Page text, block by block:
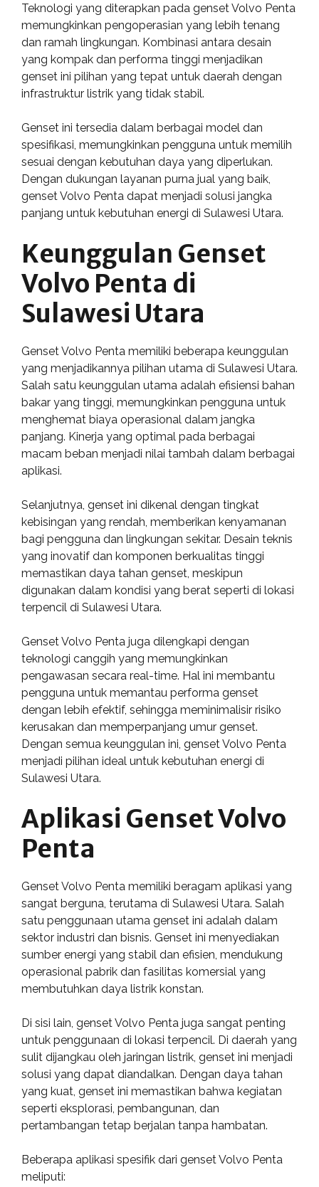
Teknologi yang diterapkan pada genset Volvo Penta
memungkinkan pengoperasian yang lebih tenang
dan ramah lingkungan. Kombinasi antara desain
yang kompak dan performa tinggi menjadikan
genset ini pilihan yang tepat untuk daerah dengan
infrastruktur listrik yang tidak stabil.
Genset ini tersedia dalam berbagai model dan
spesifikasi, memungkinkan pengguna untuk memilih
sesuai dengan kebutuhan daya yang diperlukan.
Dengan dukungan layanan purna jual yang baik,
genset Volvo Penta dapat menjadi solusi jangka
panjang untuk kebutuhan energi di Sulawesi Utara.
Keunggulan Genset
Volvo Penta di
Sulawesi Utara
Genset Volvo Penta memiliki beberapa keunggulan
yang menjadikannya pilihan utama di Sulawesi Utara.
Salah satu keunggulan utama adalah efisiensi bahan
bakar yang tinggi, memungkinkan pengguna untuk
menghemat biaya operasional dalam jangka
panjang. Kinerja yang optimal pada berbagai
macam beban menjadi nilai tambah dalam berbagai
aplikasi.
Selanjutnya, genset ini dikenal dengan tingkat
kebisingan yang rendah, memberikan kenyamanan
bagi pengguna dan lingkungan sekitar. Desain teknis
yang inovatif dan komponen berkualitas tinggi
memastikan daya tahan genset, meskipun
digunakan dalam kondisi yang berat seperti di lokasi
terpencil di Sulawesi Utara.
Genset Volvo Penta juga dilengkapi dengan
teknologi canggih yang memungkinkan
pengawasan secara real-time. Hal ini membantu
pengguna untuk memantau performa genset
dengan lebih efektif, sehingga meminimalisir risiko
kerusakan dan memperpanjang umur genset.
Dengan semua keunggulan ini, genset Volvo Penta
menjadi pilihan ideal untuk kebutuhan energi di
Sulawesi Utara.
Aplikasi Genset Volvo
Penta
Genset Volvo Penta memiliki beragam aplikasi yang
sangat berguna, terutama di Sulawesi Utara. Salah
satu penggunaan utama genset ini adalah dalam
sektor industri dan bisnis. Genset ini menyediakan
sumber energi yang stabil dan efisien, mendukung
operasional pabrik dan fasilitas komersial yang
membutuhkan daya listrik konstan.
Di sisi lain, genset Volvo Penta juga sangat penting
untuk penggunaan di lokasi terpencil. Di daerah yang
sulit dijangkau oleh jaringan listrik, genset ini menjadi
solusi yang dapat diandalkan. Dengan daya tahan
yang kuat, genset ini memastikan bahwa kegiatan
seperti eksplorasi, pembangunan, dan
pertambangan tetap berjalan tanpa hambatan.
Beberapa aplikasi spesifik dari genset Volvo Penta
meliputi: